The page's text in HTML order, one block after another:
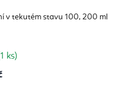
v tekutém stavu 100, 200 ml
ks)